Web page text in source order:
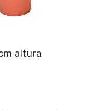
altura